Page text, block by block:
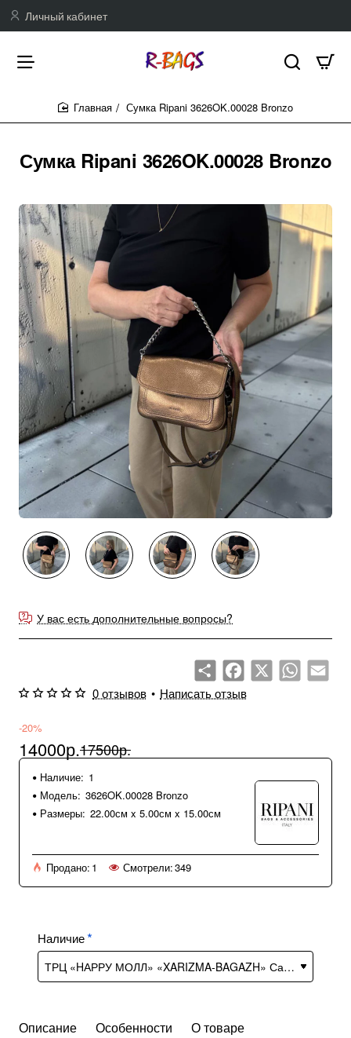
Личный кабинет
Сумка Ripani 3626OK.00028 Bronzo
Сумка Ripani 3626OK.00028 Bronzo
У вас есть дополнительные вопросы?
ShareFacebook
X WhatsApp
0 отзывов • Написать отзыв
-20%
14000р.17500р.
Наличие: 1
Модель: 3626OK.00028 Bronzo
Размеры: 22.00см x 5.00см x 15.00см
Продано: 1 Смотрели:349
Наличие
Описание Особенности О товаре